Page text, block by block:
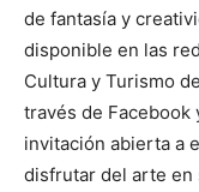
de fantasía y
disponible en las
Cultura y Turismo
través de Facebook
invitación abierta a
disfrutar del arte en